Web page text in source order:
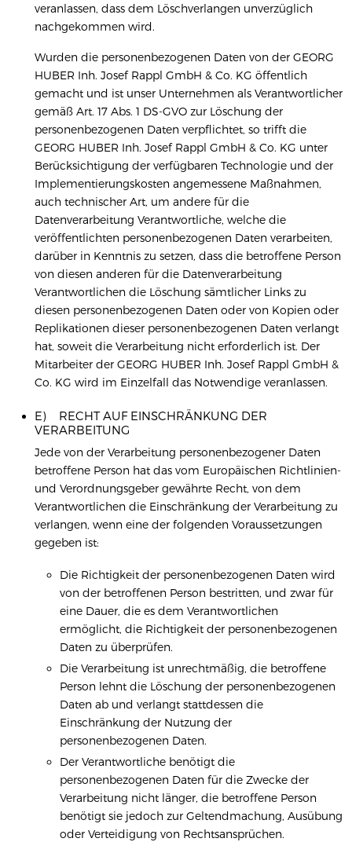
veranlassen, dass dem Löschverlangen unverzüglich
nachgekommen wird.
Wurden die personenbezogenen Daten von der GEORG
HUBER Inh. Josef Rappl GmbH & Co. KG öffentlich
gemacht und ist unser Unternehmen als Verantwortlicher
gemäß Art. 17 Abs. 1 DS-GVO zur Löschung der
personenbezogenen Daten verpflichtet, so trifft die
GEORG HUBER Inh. Josef Rappl GmbH & Co. KG unter
Berücksichtigung der verfügbaren Technologie und der
Implementierungskosten angemessene Maßnahmen,
auch technischer Art, um andere für die
Datenverarbeitung Verantwortliche, welche die
veröffentlichten personenbezogenen Daten verarbeiten,
darüber in Kenntnis zu setzen, dass die betroffene Person
von diesen anderen für die Datenverarbeitung
Verantwortlichen die Löschung sämtlicher Links zu
diesen personenbezogenen Daten oder von Kopien oder
Replikationen dieser personenbezogenen Daten verlangt
hat, soweit die Verarbeitung nicht erforderlich ist. Der
Mitarbeiter der GEORG HUBER Inh. Josef Rappl GmbH &
Co. KG wird im Einzelfall das Notwendige veranlassen.
E) RECHT AUF EINSCHRÄNKUNG DER
VERARBEITUNG
Jede von der Verarbeitung personenbezogener Daten
betroffene Person hat das vom Europäischen Richtlinien-
und Verordnungsgeber gewährte Recht, von dem
Verantwortlichen die Einschränkung der Verarbeitung zu
verlangen, wenn eine der folgenden Voraussetzungen
gegeben ist:
Die Richtigkeit der personenbezogenen Daten wird
von der betroffenen Person bestritten, und zwar für
eine Dauer, die es dem Verantwortlichen
ermöglicht, die Richtigkeit der personenbezogenen
Daten zu überprüfen.
Die Verarbeitung ist unrechtmäßig, die betroffene
Person lehnt die Löschung der personenbezogenen
Daten ab und verlangt stattdessen die
Einschränkung der Nutzung der
personenbezogenen Daten.
Der Verantwortliche benötigt die
personenbezogenen Daten für die Zwecke der
Verarbeitung nicht länger, die betroffene Person
benötigt sie jedoch zur Geltendmachung, Ausübung
oder Verteidigung von Rechtsansprüchen.